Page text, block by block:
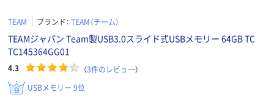
TEAM ブランド： TEAM（チーム）
TEAMジャパン Team製USB3.0スライド式USBメモリー 64GB TC
TC145364GG01
4.3 （3件のレビュー）
USBメモリー 9位